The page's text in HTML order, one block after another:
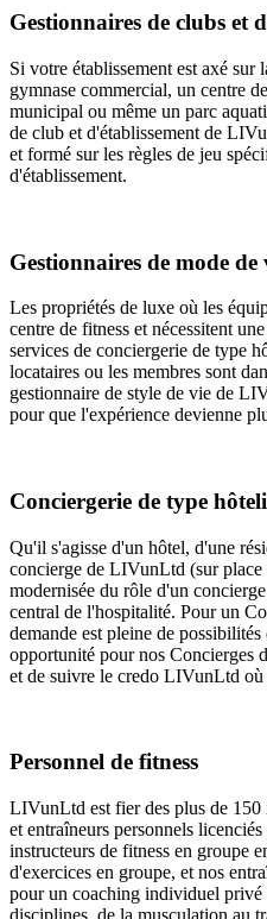
Gestionnaires de clubs et
Si votre établissement est axé sur
gymnase commercial, un centre
municipal ou même un parc
de club et d'établissement de
et formé sur les règles de jeu
d'établissement.
Gestionnaires de mode de
Les propriétés de luxe où les
centre de fitness et nécessitent
services de conciergerie de type
locataires ou les membres sont
gestionnaire de style de vie de
pour que l'expérience devienne
Conciergerie de type
Qu'il s'agisse d'un hôtel, d'une
concierge de LIVunLtd (sur
modernisée du rôle d'un
central de l'hospitalité. Pour un
demande est pleine de
opportunité pour nos Concierges
et de suivre le credo LIVunLtd où
Personnel de fitness
LIVunLtd est fier des plus de 150
et entraîneurs personnels
instructeurs de fitness en groupe
d'exercices en groupe, et nos
pour un coaching individuel privé